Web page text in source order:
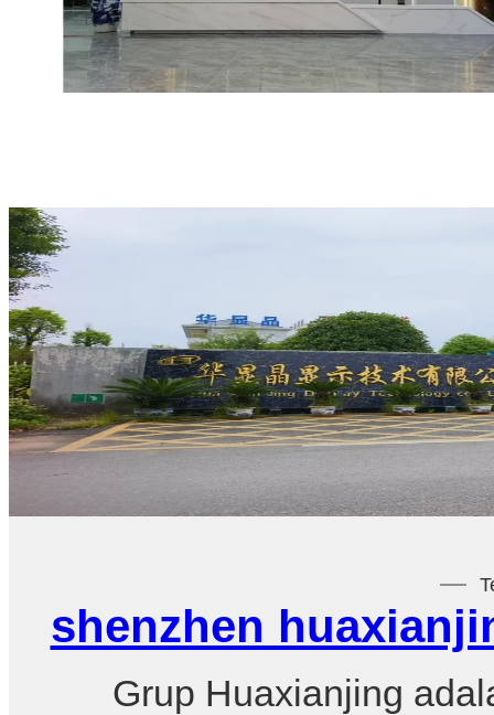
shenzhen
Grup Huaxianjing